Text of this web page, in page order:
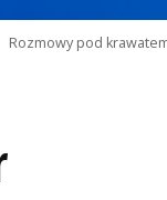
Rozmowy pod